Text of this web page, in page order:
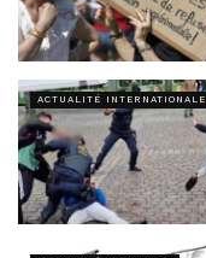
ACTUALITÉ INTERNATIONALE